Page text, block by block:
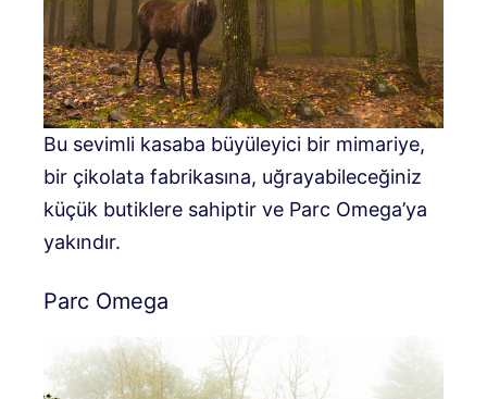
Bu sevimli kasaba büyüleyici bir mimariye,
bir çikolata fabrikasına, uğrayabileceğiniz
küçük butiklere sahiptir ve Parc Omega’ya
yakındır.
Parc Omega